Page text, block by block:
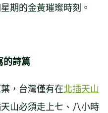
期的金黃璀璨時刻。
的詩篇
，台灣僅有在北插天山
山必須走上七、八小時